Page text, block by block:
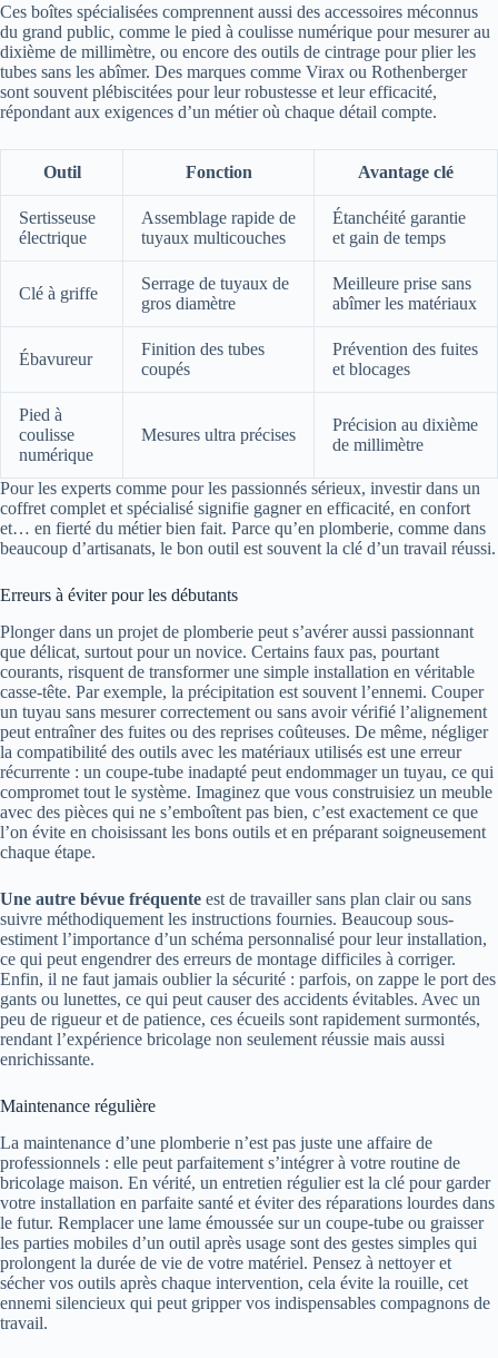
Ces boîtes spécialisées comprennent aussi des accessoires méconnus
du grand public, comme le pied à coulisse numérique pour mesurer au
dixième de millimètre, ou encore des outils de cintrage pour plier les
tubes sans les abîmer. Des marques comme Virax ou Rothenberger
sont souvent plébiscitées pour leur robustesse et leur efficacité,
répondant aux exigences d’un métier où chaque détail compte.
Outil Fonction Avantage clé
Sertisseuse
électrique
Assemblage rapide de
tuyaux multicouches
Étanchéité garantie
et gain de temps
Clé à griffe
Serrage de tuyaux de
gros diamètre
Meilleure prise sans
abîmer les matériaux
Ébavureur
Finition des tubes
coupés
Prévention des fuites
et blocages
Pied à
coulisse
numérique
Mesures ultra précises
Précision au dixième
de millimètre
Pour les experts comme pour les passionnés sérieux, investir dans un
coffret complet et spécialisé signifie gagner en efficacité, en confort
et… en fierté du métier bien fait. Parce qu’en plomberie, comme dans
beaucoup d’artisanats, le bon outil est souvent la clé d’un travail réussi.
Erreurs à éviter pour les débutants
Plonger dans un projet de plomberie peut s’avérer aussi passionnant
que délicat, surtout pour un novice. Certains faux pas, pourtant
courants, risquent de transformer une simple installation en véritable
casse-tête. Par exemple, la précipitation est souvent l’ennemi. Couper
un tuyau sans mesurer correctement ou sans avoir vérifié l’alignement
peut entraîner des fuites ou des reprises coûteuses. De même, négliger
la compatibilité des outils avec les matériaux utilisés est une erreur
récurrente : un coupe-tube inadapté peut endommager un tuyau, ce qui
compromet tout le système. Imaginez que vous construisiez un meuble
avec des pièces qui ne s’emboîtent pas bien, c’est exactement ce que
l’on évite en choisissant les bons outils et en préparant soigneusement
chaque étape.
Une autre bévue fréquente est de travailler sans plan clair ou sans
suivre méthodiquement les instructions fournies. Beaucoup sous-
estiment l’importance d’un schéma personnalisé pour leur installation,
ce qui peut engendrer des erreurs de montage difficiles à corriger.
Enfin, il ne faut jamais oublier la sécurité : parfois, on zappe le port des
gants ou lunettes, ce qui peut causer des accidents évitables. Avec un
peu de rigueur et de patience, ces écueils sont rapidement surmontés,
rendant l’expérience bricolage non seulement réussie mais aussi
enrichissante.
Maintenance régulière
La maintenance d’une plomberie n’est pas juste une affaire de
professionnels : elle peut parfaitement s’intégrer à votre routine de
bricolage maison. En vérité, un entretien régulier est la clé pour garder
votre installation en parfaite santé et éviter des réparations lourdes dans
le futur. Remplacer une lame émoussée sur un coupe-tube ou graisser
les parties mobiles d’un outil après usage sont des gestes simples qui
prolongent la durée de vie de votre matériel. Pensez à nettoyer et
sécher vos outils après chaque intervention, cela évite la rouille, cet
ennemi silencieux qui peut gripper vos indispensables compagnons de
travail.